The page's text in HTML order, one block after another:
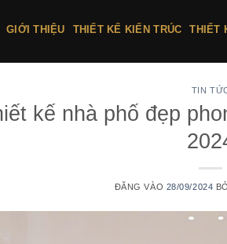
GIỚI THIỆU THIẾT KẾ KIẾN TRÚC THIẾT
TIN
kế nhà phố đẹp
ĐĂNG VÀO 28/09/2024